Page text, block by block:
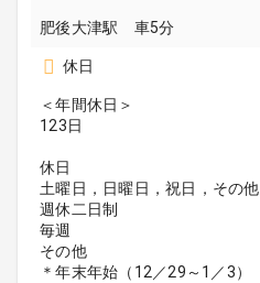
肥後大津駅 車5分
休日
＜年間休日＞
123日
休日
土曜日，日曜日，祝日，その他
週休二日制
毎週
その他
＊年末年始（12／29～1／3）